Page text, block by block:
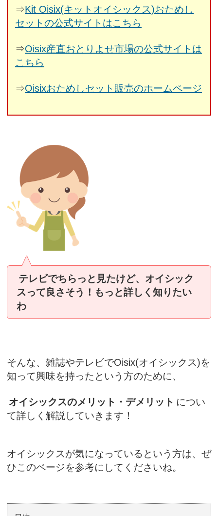
⇒Kit Oisix(キットオイシックス)おためし
セットの公式サイトはこちら
⇒Oisix産直おとりよせ市場の公式サイトは
こちら
⇒Oisixおためしセット販売のホームページ
テレビでちらっと見たけど、オイシック
スって良さそう！もっと詳しく知りたい
わ
そんな、雑誌やテレビでOisix(オイシックス)を
知って興味を持ったという方のために、
オイシックスのメリット・デメリット につい
て詳しく解説していきます！
オイシックスが気になっているという方は、ぜ
ひこのページを参考にしてくださいね。